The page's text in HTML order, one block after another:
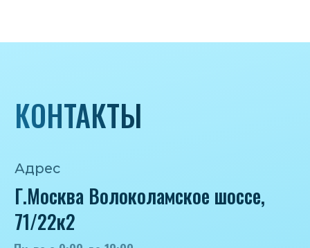
iceicemarket@yandex.ru